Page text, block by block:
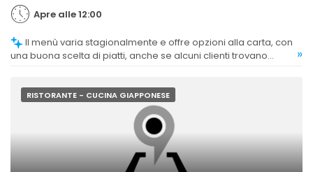
Apre alle 12:00
una buona scelta di piatti, anche se alcuni clienti trovano
»
RISTORANTE - CUCINA GIAPPONESE